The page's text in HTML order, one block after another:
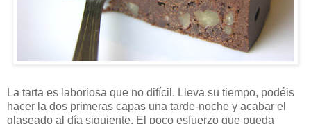
La tarta es laboriosa que no difícil. Lleva su tiempo, podéis
hacer la dos primeras capas una tarde-noche y acabar el
glaseado al día siguiente. El poco esfuerzo que pueda